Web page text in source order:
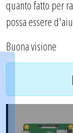
quanto fatto per
possa essere
Buona visione